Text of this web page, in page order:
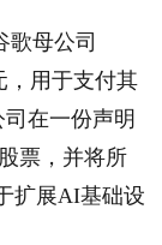
歌母公司
，用于支付其
在一份声明
票，并将所
扩展AI基础设